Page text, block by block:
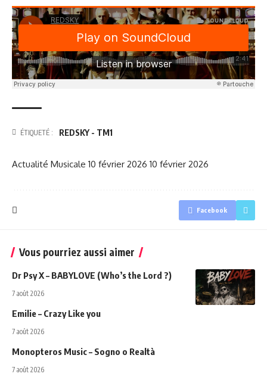
ÉTIQUETÉ : REDSKY - TM1
Actualité Musicale 10 février 2026 10 février 2026
Facebook
Vous pourriez aussi aimer
Dr Psy X – BABYLOVE (Who’s the Lord ?)
7 août 2026
Emilie – Crazy Like you
7 août 2026
Monopteros Music – Sogno o Realtà
7 août 2026